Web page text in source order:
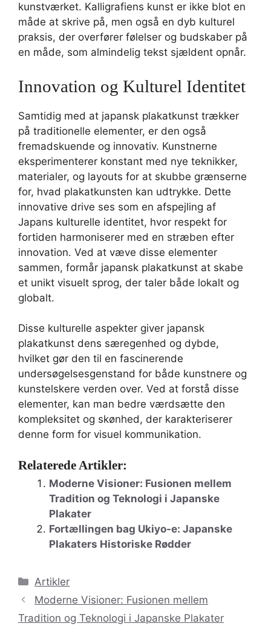
kunstværket. Kalligrafiens kunst er ikke blot en
måde at skrive på, men også en dyb kulturel
praksis, der overfører følelser og budskaber på
en måde, som almindelig tekst sjældent opnår.
Innovation og Kulturel Identitet
Samtidig med at japansk plakatkunst trækker
på traditionelle elementer, er den også
fremadskuende og innovativ. Kunstnerne
eksperimenterer konstant med nye teknikker,
materialer, og layouts for at skubbe grænserne
for, hvad plakatkunsten kan udtrykke. Dette
innovative drive ses som en afspejling af
Japans kulturelle identitet, hvor respekt for
fortiden harmoniserer med en stræben efter
innovation. Ved at væve disse elementer
sammen, formår japansk plakatkunst at skabe
et unikt visuelt sprog, der taler både lokalt og
globalt.
Disse kulturelle aspekter giver japansk
plakatkunst dens særegenhed og dybde,
hvilket gør den til en fascinerende
undersøgelsesgenstand for både kunstnere og
kunstelskere verden over. Ved at forstå disse
elementer, kan man bedre værdsætte den
kompleksitet og skønhed, der karakteriserer
denne form for visuel kommunikation.
Relaterede Artikler:
Moderne Visioner: Fusionen mellem
Tradition og Teknologi i Japanske
Plakater
Fortællingen bag Ukiyo-e: Japanske
Plakaters Historiske Rødder
Kategorier
Artikler
Moderne Visioner: Fusionen mellem
Tradition og Teknologi i Japanske Plakater